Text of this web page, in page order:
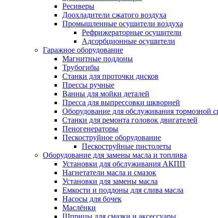
Ресиверы
Доохладители сжатого воздуха
Промышленные осушители воздуха
Рефрижераторные осушители
Адсорбционные осушители
Гаражное оборудование
Магнитные поддоны
Трубогибы
Станки для проточки дисков
Прессы ручные
Ванны для мойки деталей
Пресса для выпрессовки шкворней
Оборудование для обслуживания тормозной
Станки для ремонта головок двигателей
Пеногенераторы
Пескоструйное оборудование
Пескоструйные пистолеты
Оборудование для замены масла и топлива
Установки для обслуживания АКПП
Нагнетатели масла и смазок
Установки для замены масла
Емкости и поддоны для слива масла
Насосы для бочек
Маслёнки
Шприцы для смазки и аксессуары